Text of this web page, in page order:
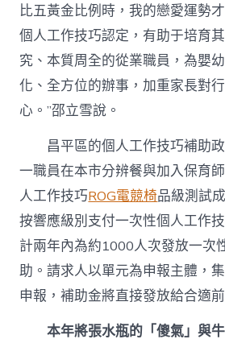
比五黃金比例時，我的戀愛運勢
個人工作技巧認定，有助于培育
究、本質周全的從業職員，為嬰
化、全方位的辦事，加重家長對
心。”邵立雪說。
昌平區的個人工作技巧補助
一職員在本市分辨餐與加入保育
人工作技巧ROG電競椅品級測試
按響應級別支付一次性個人工作
計兩年內為約1000人次發放一次
助。請求人以單元為申報主體，
申報，補助金將直接發放給合適
本年將張水瓶的「傻氣」與